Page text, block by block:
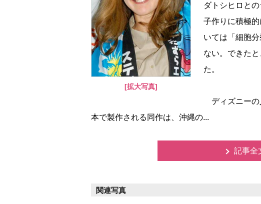
[拡大写真]
ダトシヒロと
子作りに積極
いては「細胞
ない。できた
た。
ディズニーの
本で製作される同作は、沖縄の...
記事全
関連写真